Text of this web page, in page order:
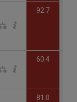
92.7
60.4
81.0